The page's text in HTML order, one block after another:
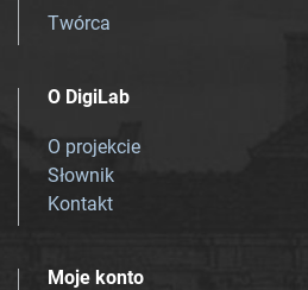
Twórca
O DigiLab
O projekcie
Słownik
Kontakt
Moje konto